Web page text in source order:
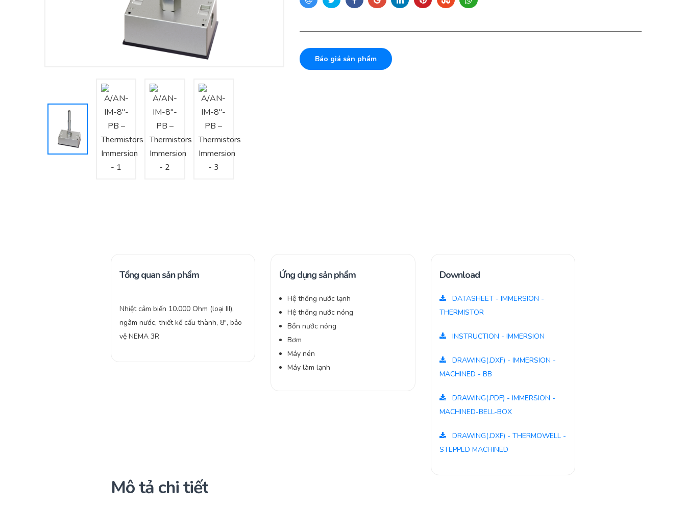
Báo giá sản phẩm
Tổng quan sản phẩm
Nhiệt cảm biến 10.000 Ohm (loại III),
ngâm nước, thiết kế cấu thành, 8″, bảo
vệ NEMA 3R
Ứng dụng sản phẩm
Hệ thống nước lạnh
Hệ thống nước nóng
Bồn nước nóng
Bơm
Máy nén
Máy làm lạnh
Download
DATASHEET - IMMERSION -
THERMISTOR
INSTRUCTION - IMMERSION
DRAWING(.DXF) - IMMERSION -
MACHINED - BB
DRAWING(.PDF) - IMMERSION -
MACHINED-BELL-BOX
DRAWING(.DXF) - THERMOWELL -
STEPPED MACHINED
Mô tả chi tiết